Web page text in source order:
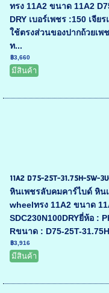
ทรง 11A2 ขนาด 11A2
DRY เบอร์เพชร :150 เจี
ใช้ตรงส่วนของปากถ้วยเพ
ท...
฿3,660
มีสินค้า
11A2 D75-25T-31.75H-5W-
หินเพชรลับคมคาร์ไบด์ หิน
wheelทรง 11A2 ขนาด
SDC230N100DRYยี่ห้อ :
Rขนาด : D75-25T-
฿3,916
มีสินค้า